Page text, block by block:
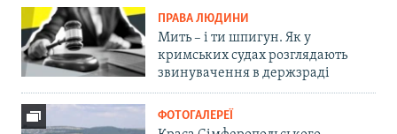
ПРАВА ЛЮДИНИ
Мить – і ти шпигун. Як у
кримських судах розглядають
звинувачення в держзраді
ФОТОГАЛЕРЕЇ